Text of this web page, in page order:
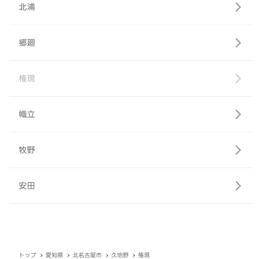
北浦
郷廻
権現
幟立
牧野
安田
トップ 愛知県 北名古屋市 久地野 権現